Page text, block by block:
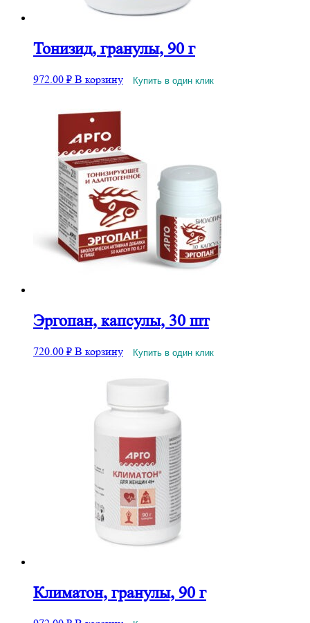
Тонизид, гранулы, 90 г
972.00 ₽ В корзину Купить в один клик
Эргопан, капсулы, 30 шт
720.00 ₽ В корзину Купить в один клик
Климатон, гранулы, 90 г